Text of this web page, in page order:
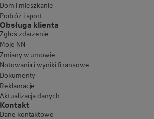
Dom i mieszkanie
Podróż i sport
Obsługa klienta
Zgłoś zdarzenie
Moje NN
Zmiany w umowie
Notowania i wyniki finansowe
Dokumenty
Reklamacje
Aktualizacja danych
Kontakt
Dane kontaktowe